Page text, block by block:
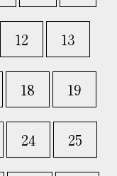
12 13
18 19
24 25